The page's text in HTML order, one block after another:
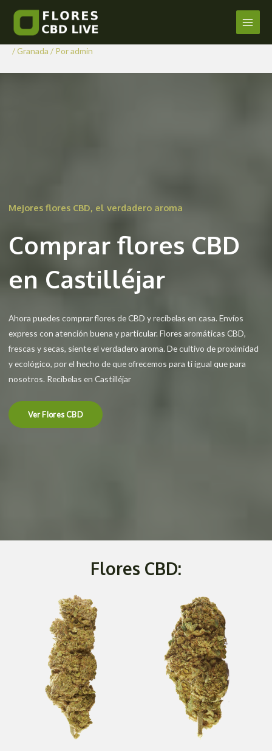
contenido
Main
Comprar Flores CBD en
Castilléjar
/Granada / Poradmin
Mejores flores CBD, el verdadero aroma
Comprar flores CBD
en Castilléjar
Ahora puedes comprar flores de CBD y recíbelas en casa. Envíos
express con atención buena y particular. Flores aromáticas CBD,
frescas y secas, siente el verdadero aroma. De cultivo de proximidad
y ecológico, por el hecho de que ofrecemos para ti igual que para
nosotros. Recíbelas en Castilléjar
Ver Flores CBD
Flores CBD: